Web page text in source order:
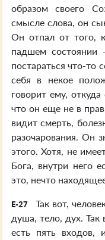
образом своего
смысле слова, он
Он отпал от того,
падшем состоянии
постараться что-то
себя в некое
говорит ему,
что он еще не в
видит смерть,
разочарования. Он
этого. Хотя, не
Бога, внутри него
это, нечто
E-27
Так вот,
душа, тело, дух. Так
есть пять входов,